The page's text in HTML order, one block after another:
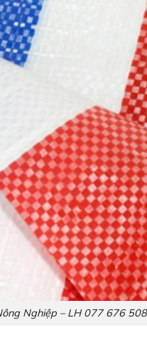
Nghiệp – LH 077 676